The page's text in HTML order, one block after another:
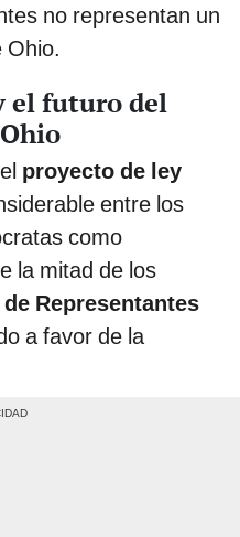
no representan un
Ohio.
el futuro del
proyecto de ley
entre los
como
la mitad de los
Representantes
a favor de la